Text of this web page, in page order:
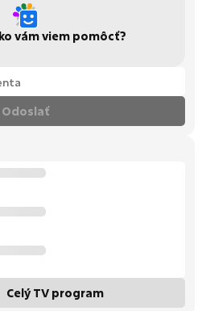
vám viem pomôcť?
Odoslať
Celý TV program